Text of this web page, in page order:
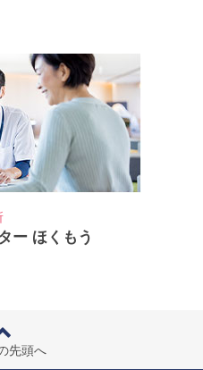
ー ほくもう
先頭へ